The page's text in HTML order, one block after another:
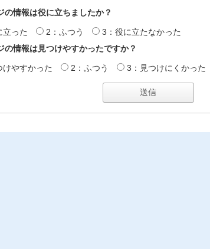
の情報は役に立ちましたか？
立った 2：ふつう
3：役に立たなかった
の情報は見つけやすかったですか？
けやすかった 2：ふつう 3：見つけにくかった